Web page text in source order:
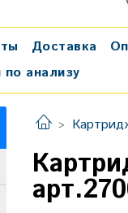
Доставка
анализу